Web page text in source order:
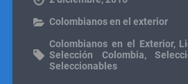
Colombianos en el exterior
Colombianos en el Exterior,
Selección Colombia,
Seleccionables